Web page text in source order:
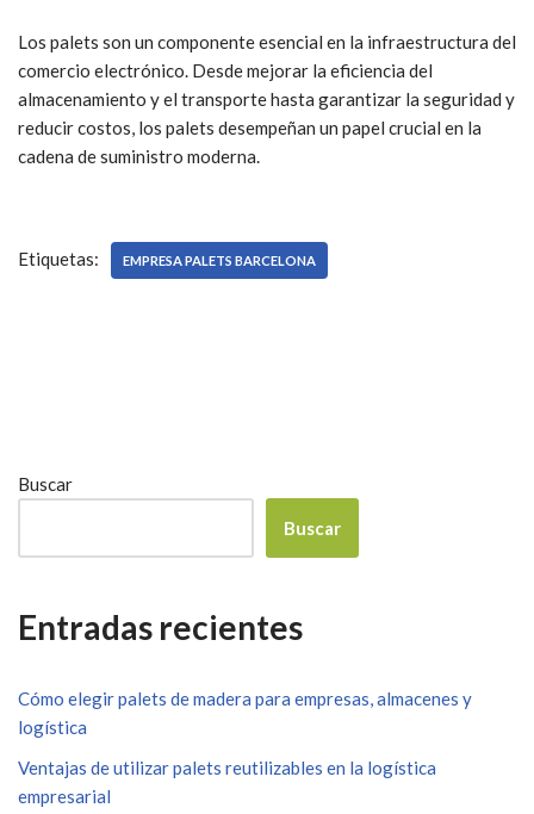
Los palets son un componente esencial en la infraestructura del
comercio electrónico. Desde mejorar la eficiencia del
almacenamiento y el transporte hasta garantizar la seguridad y
reducir costos, los palets desempeñan un papel crucial en la
cadena de suministro moderna.
Etiquetas: EMPRESA PALETS BARCELONA
Buscar
Buscar
Entradas recientes
Cómo elegir palets de madera para empresas, almacenes y
logística
Ventajas de utilizar palets reutilizables en la logística
empresarial